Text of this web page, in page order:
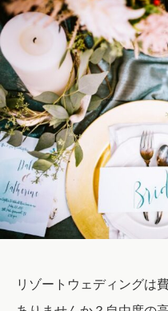
リゾートウェディングは